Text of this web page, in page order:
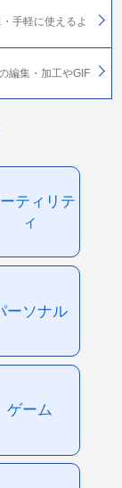
手軽に使えるよ
編集・加工やGIF
ティリテ
ィ
ーソナル
ゲーム